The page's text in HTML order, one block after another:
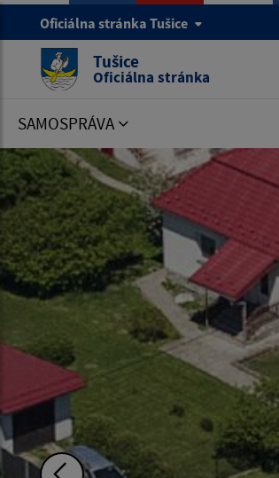
Oficiálna stránka Tušice
Tušice
Oficiálna stránka
SAMOSPRÁVA